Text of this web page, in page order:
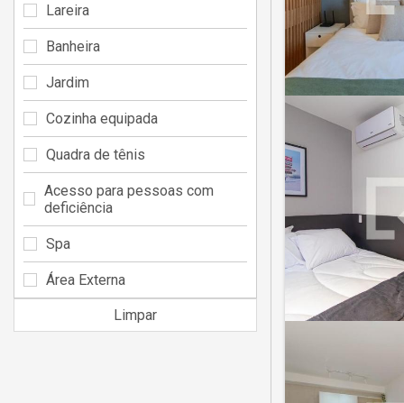
Lareira
Banheira
Jardim
Cozinha equipada
Quadra de tênis
Acesso para pessoas com
deficiência
Spa
Área Externa
Limpar